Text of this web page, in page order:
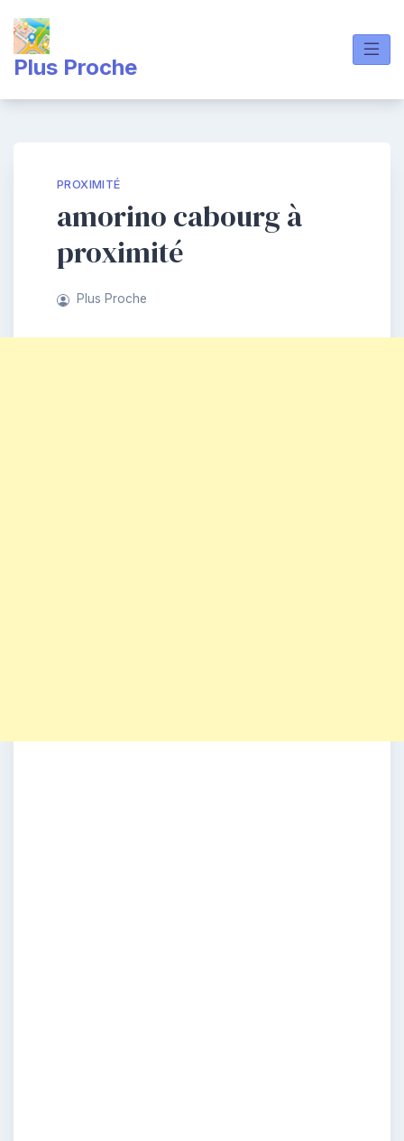
content
Plus Proche
PROXIMITÉ
amorino cabourg à
proximité
Plus Proche